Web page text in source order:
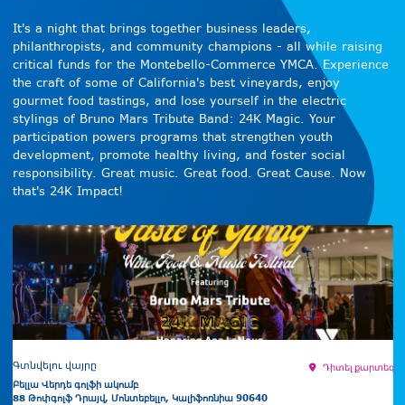
It's a night that brings together business leaders,
philanthropists, and community champions - all while raising
critical funds for the Montebello-Commerce YMCA. Experience
the craft of some of California's best vineyards, enjoy
gourmet food tastings, and lose yourself in the electric
stylings of Bruno Mars Tribute Band: 24K Magic. Your
participation powers programs that strengthen youth
development, promote healthy living, and foster social
responsibility. Great music. Great food. Great Cause. Now
that's 24K Impact!
Գտնվելու վայրը
Բելլա Վերդե գոլֆի ակումբ
88 Թոփգոլֆ Դրայվ, Մոնտեբելլո, Կալիֆոռնիա 90640
Դիտել քարտեզի